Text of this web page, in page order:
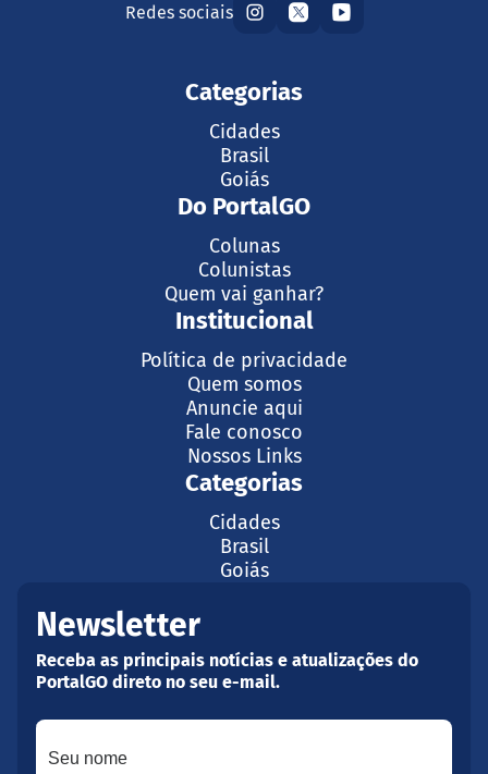
Redes sociais
Categorias
Cidades
Brasil
Goiás
Do PortalGO
Colunas
Colunistas
Quem vai ganhar?
Institucional
Política de privacidade
Quem somos
Anuncie aqui
Fale conosco
Nossos Links
Categorias
Cidades
Brasil
Goiás
Newsletter
Receba as principais notícias e atualizações do
PortalGO direto no seu e-mail.
Seu nome